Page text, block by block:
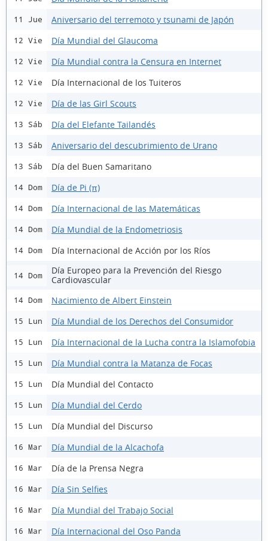
11 Jue Aniversario del terremoto y tsunami de Japón
12 Vie Día Mundial del Glaucoma
12 Vie Día Mundial contra la Censura en Internet
12 Vie Día Internacional de los Tuiteros
12 Vie Día de las Girl Scouts
13 Sáb Día del Elefante Tailandés
13 Sáb Aniversario del descubrimiento de Urano
13 Sáb Día del Buen Samaritano
14 Dom Día de Pi (π)
14 Dom Día Internacional de las Matemáticas
14 Dom Día Mundial de la Endometriosis
14 Dom Día Internacional de Acción por los Ríos
14 Dom
Día Europeo para la Prevención del Riesgo
Cardiovascular
14 Dom Nacimiento de Albert Einstein
15 Lun Día Mundial de los Derechos del Consumidor
15 Lun Día Internacional de la Lucha contra la Islamofobia
15 Lun Día Mundial contra la Matanza de Focas
15 Lun Día Mundial del Contacto
15 Lun Día Mundial del Cerdo
15 Lun Día Mundial del Discurso
16 Mar Día Mundial de la Alcachofa
16 Mar Día de la Prensa Negra
16 Mar Día Sin Selfies
16 Mar Día Mundial del Trabajo Social
16 Mar Día Internacional del Oso Panda